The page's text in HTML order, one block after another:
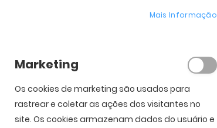
Mais Informação
Marketing
Os cookies de marketing são usados ​​para
rastrear e coletar as ações dos visitantes no
site. Os cookies armazenam dados do usuário e